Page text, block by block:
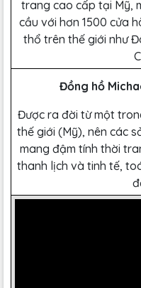
trang cao cấp tại Mỹ,
cầu với hơn 1500 cửa
thổ trên thế giới như
Đồng hồ
Được ra đời từ một
thế giới (Mỹ), nên các
mang đậm tính thời
thanh lịch và tinh tế,